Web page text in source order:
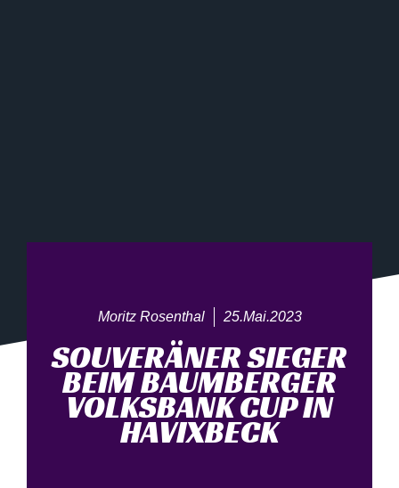
Moritz Rosenthal 25.Mai.2023
SOUVERÄNER SIEGER
BEIM BAUMBERGER
VOLKSBANK CUP IN
HAVIXBECK